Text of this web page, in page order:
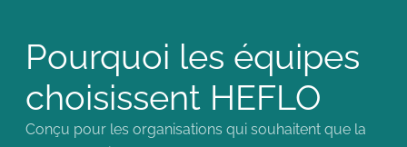
Pourquoi les équipes
choisissent HEFLO
Conçu pour les organisations qui souhaitent que la